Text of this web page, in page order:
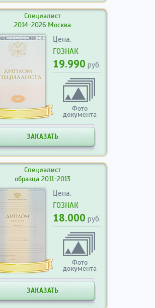
Специалист
2014-2026 Москва
Цена:
ГОЗНАК
19.990 руб.
Фото
документа
ЗАКАЗАТЬ
Специалист
образца 2011-2013
Цена:
ГОЗНАК
18.000 руб.
Фото
документа
ЗАКАЗАТЬ